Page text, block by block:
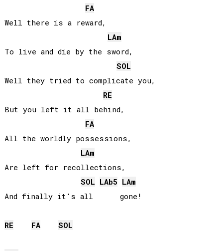
FA
Well there is a reward,
LAm
To live and die by the sword,
SOL
Well they tried to complicate you,
RE
But you left it all behind,
FA
All the worldly possessions,
LAm
Are left for recollections,
SOL LAb5 LAm
And finally it's all      gone!
RE FA SOL